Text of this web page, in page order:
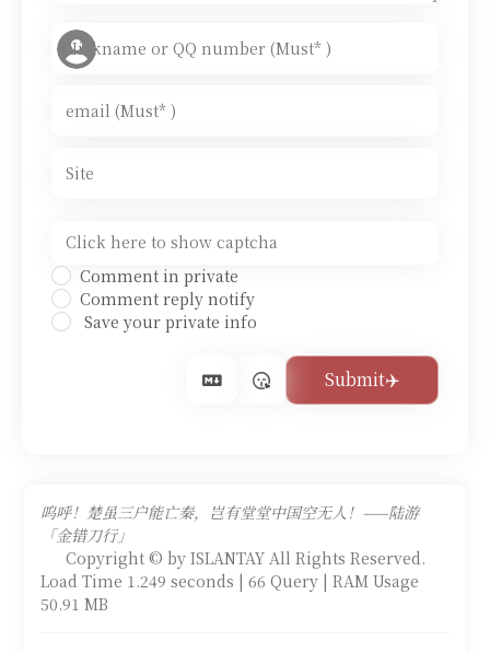
Comment in private
Comment reply notify
Save your private info
呜呼！楚虽三户能亡秦，岂有堂堂中国空无人！——陆游
「金错刀行」
Copyright © by ISLANTAY All Rights Reserved.
Load Time 1.249 seconds | 66 Query | RAM Usage
50.91 MB